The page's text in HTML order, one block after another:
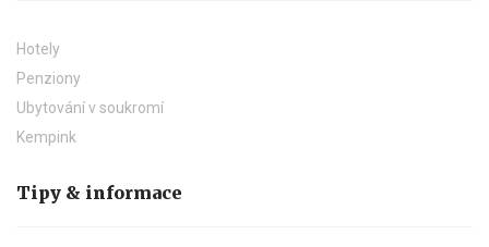
Hotely
Penziony
Ubytování v soukromí
Kempink
Tipy & informace